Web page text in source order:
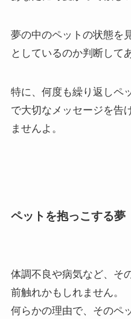
夢の中のペットの状態を
としているのか判断して
特に、何度も繰り返しペ
で大切なメッセージを告
ませんよ。
ペットを抱っこする夢
体調不良や病気など、そ
前触れかもしれません。
何らかの理由で、そのペ